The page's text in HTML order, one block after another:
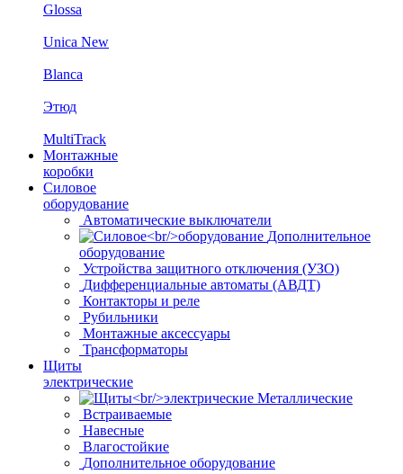
Glossa
Unica New
Blanca
Этюд
MultiTrack
Монтажные
коробки
Силовое
оборудование
Автоматические выключатели
Дополнительное
оборудование
Устройства защитного отключения (УЗО)
Дифференциальные автоматы (АВДТ)
Контакторы и реле
Рубильники
Монтажные аксессуары
Трансформаторы
Щиты
электрические
Металлические
Встраиваемые
Навесные
Влагостойкие
Дополнительное оборудование